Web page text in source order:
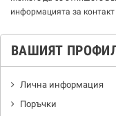
информацията за
ВАШИЯТ
Лична информация
Поръчки